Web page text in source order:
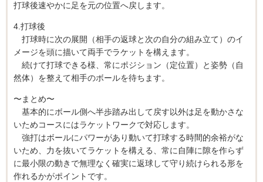
打球後速やかに足を元の位置へ戻します。
4.打球後
打球時に次の展開（相手の返球と次の自分の組み立て）のイ
メージを頭に描いて両手でラケットを構えます。
続けて打球できる様、常にポジション（定位置）と姿勢（自
然体）を整えて相手のボールを待ちます。
〜まとめ〜
基本的にボール側へ半歩踏み出して戻す以外は足を動かさな
いためコースにはラケットワークで対応します。
強打はボールにパワーがあり動いて打球する時間的余裕がな
いため、力を抜いてラケットを構える、常に自陣に隙を作らず
に最小限の動きで無理なく確実に返球して守り続けられる形を
作れるかがポイントです。